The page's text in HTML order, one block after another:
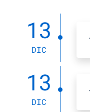
13
DIC
13
DIC